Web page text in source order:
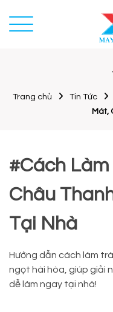
Trang chủ Tin Tức
Mát,
#Cách
Châu
Tại Nhà
Hướng dẫn cách làm
ngọt hài hòa, giúp giải
dễ làm ngay tại nhà!